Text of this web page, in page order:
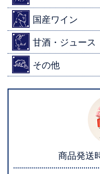
国産ワイン
甘酒・ジュース
その他
商品発送